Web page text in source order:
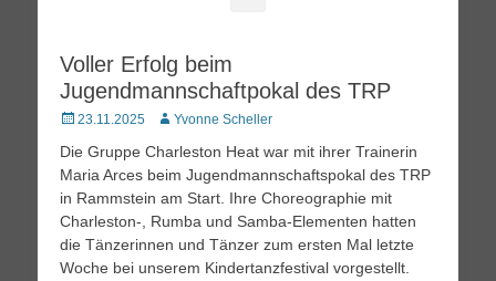
Voller Erfolg beim
Jugendmannschaftpokal des TRP
Posted
23.11.2025 AutorYvonne Scheller
Die Gruppe Charleston Heat war mit ihrer Trainerin
Maria Arces beim Jugendmannschaftspokal des TRP
in Rammstein am Start. Ihre Choreographie mit
Charleston-, Rumba und Samba-Elementen hatten
die Tänzerinnen und Tänzer zum ersten Mal letzte
Woche bei unserem Kindertanzfestival vorgestellt.